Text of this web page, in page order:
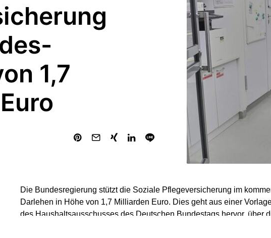
1,7
Die Bundesregierung stützt die Soziale Pflegeversicherung im
Darlehen in Höhe von 1,7 Milliarden Euro. Dies geht aus einer
des Haushaltsausschusses des Deutschen Bundestags hervor, über